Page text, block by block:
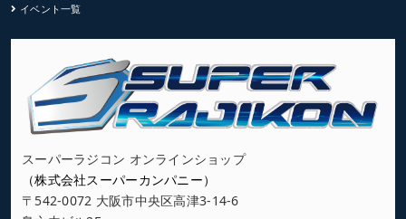
イベント一覧
スーパーラジコン オンラインショップ
（株式会社スーパーカンパニー）
〒542-0072 大阪市中央区高津3-14-6